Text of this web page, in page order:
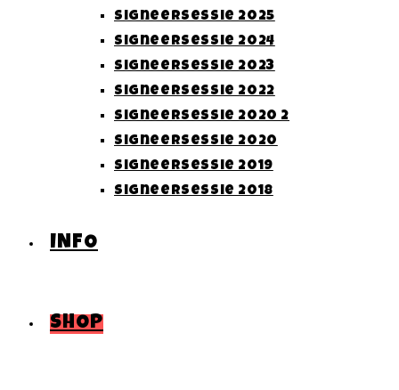
Signeersessie 2025
Signeersessie 2024
Signeersessie 2023
Signeersessie 2022
Signeersessie 2020 2
Signeersessie 2020
Signeersessie 2019
Signeersessie 2018
INFO
SHOP